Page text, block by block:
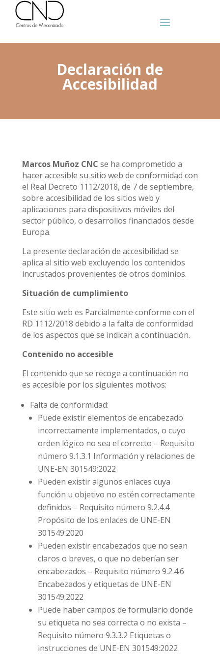
Declaración de
Accesibilidad
Marcos Muñoz CNC se ha comprometido a
hacer accesible su sitio web de conformidad con
el Real Decreto 1112/2018, de 7 de septiembre,
sobre accesibilidad de los sitios web y
aplicaciones para dispositivos móviles del
sector público, o desarrollos financiados desde
Europa.
La presente declaración de accesibilidad se
aplica al sitio web excluyendo los contenidos
incrustados provenientes de otros dominios.
Situación de cumplimiento
Este sitio web es Parcialmente conforme con el
RD 1112/2018 debido a la falta de conformidad
de los aspectos que se indican a continuación.
Contenido no accesible
El contenido que se recoge a continuación no
es accesible por los siguientes motivos:
Falta de conformidad:
Puede existir elementos de encabezado
incorrectamente implementados, o cuyo
orden lógico no sea el correcto – Requisito
número 9.1.3.1 Información y relaciones de
UNE-EN 301549:2022
Pueden existir algunos enlaces cuya
función u objetivo no estén correctamente
definidos – Requisito número 9.2.4.4
Propósito de los enlaces de UNE-EN
301549:2020
Pueden existir encabezados que no sean
claros o breves, o que no deberían ser
encabezados – Requisito número 9.2.4.6
Encabezados y etiquetas de UNE-EN
301549:2022
Puede haber campos de formulario donde
su etiqueta no sea correcta o no exista –
Requisito número 9.3.3.2 Etiquetas o
instrucciones de UNE-EN 301549:2022